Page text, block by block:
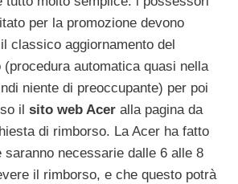
per la promozione devono
classico aggiornamento del
automatica quasi nella
niente di preoccupante) per poi
il sito web Acer alla pagina da
di rimborso. La Acer ha fatto
saranno necessarie dalle 6 alle 8
il rimborso, e che questo potrà